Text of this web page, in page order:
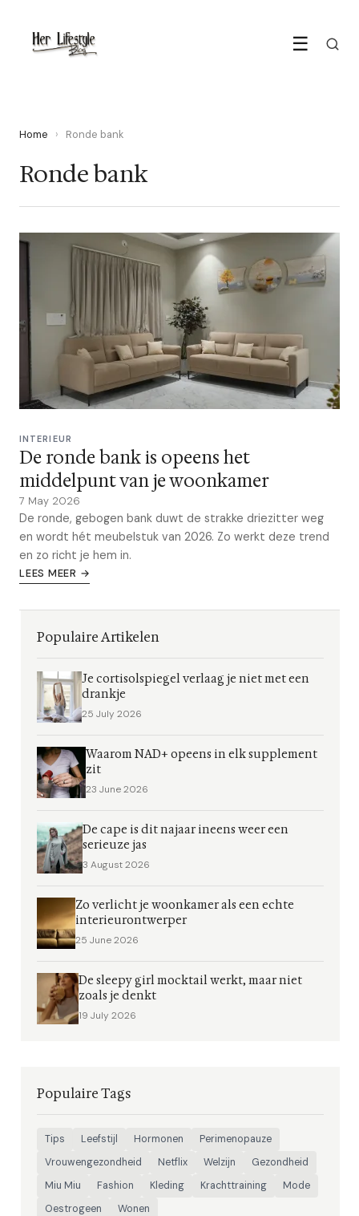
☰
Home › Ronde bank
Ronde bank
INTERIEUR
De ronde bank is opeens het
middelpunt van je woonkamer
7 May 2026
De ronde, gebogen bank duwt de strakke driezitter weg
en wordt hét meubelstuk van 2026. Zo werkt deze trend
en zo richt je hem in.
LEES MEER →
Populaire Artikelen
Je cortisolspiegel verlaag je niet met een
drankje
25 July 2026
Waarom NAD+ opeens in elk supplement
zit
23 June 2026
De cape is dit najaar ineens weer een
serieuze jas
3 August 2026
Zo verlicht je woonkamer als een echte
interieurontwerper
25 June 2026
De sleepy girl mocktail werkt, maar niet
zoals je denkt
19 July 2026
Populaire Tags
Tips Leefstijl Hormonen
Perimenopauze
Vrouwengezondheid
Netflix Welzijn
Gezondheid
Miu Miu
Fashion Kleding Krachttraining
Mode
Oestrogeen
Wonen